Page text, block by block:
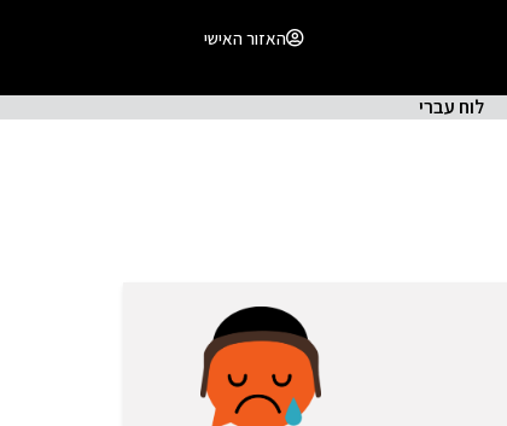
האזור האישי
לוח עברי